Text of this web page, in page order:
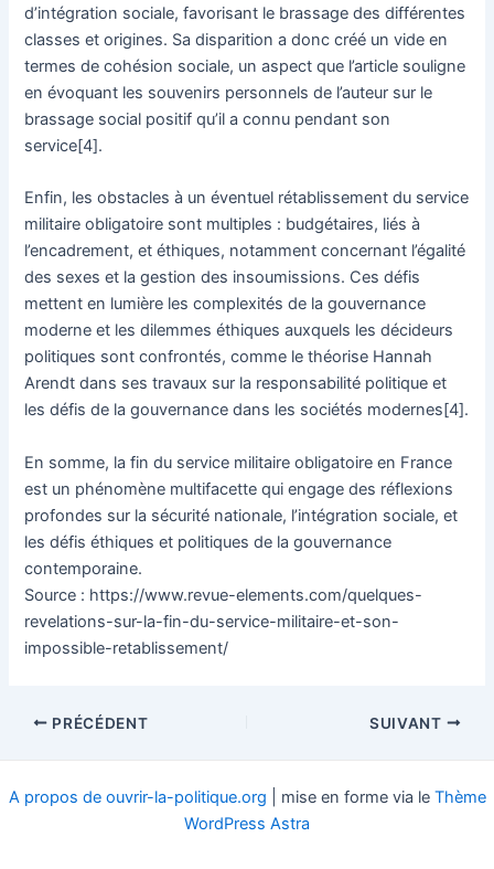
d’intégration sociale, favorisant le brassage des différentes
classes et origines. Sa disparition a donc créé un vide en
termes de cohésion sociale, un aspect que l’article souligne
en évoquant les souvenirs personnels de l’auteur sur le
brassage social positif qu’il a connu pendant son
service[4].
Enfin, les obstacles à un éventuel rétablissement du service
militaire obligatoire sont multiples : budgétaires, liés à
l’encadrement, et éthiques, notamment concernant l’égalité
des sexes et la gestion des insoumissions. Ces défis
mettent en lumière les complexités de la gouvernance
moderne et les dilemmes éthiques auxquels les décideurs
politiques sont confrontés, comme le théorise Hannah
Arendt dans ses travaux sur la responsabilité politique et
les défis de la gouvernance dans les sociétés modernes[4].
En somme, la fin du service militaire obligatoire en France
est un phénomène multifacette qui engage des réflexions
profondes sur la sécurité nationale, l’intégration sociale, et
les défis éthiques et politiques de la gouvernance
contemporaine.
Source : https://www.revue-elements.com/quelques-
revelations-sur-la-fin-du-service-militaire-et-son-
impossible-retablissement/
NavigationPRÉCÉDENT SUIVANT
A propos de ouvrir-la-politique.org | mise en forme via le Thème
WordPress Astra